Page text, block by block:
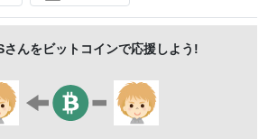
さんをビットコインで応援しよう!